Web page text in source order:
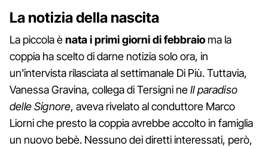
La notizia della nascita
La piccola ènata i primi giorni di febbraio ma la
coppia ha scelto di darne notizia solo ora, in
un'intervista rilasciata al settimanale Di Più. Tuttavia,
Vanessa Gravina, collega di Tersigni neIl paradiso
delle Signore, aveva rivelato al conduttore Marco
Liorni che presto la coppia avrebbe accolto in famiglia
un nuovo bebè. Nessuno dei diretti interessati, però,